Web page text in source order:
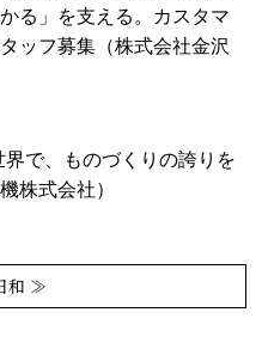
る」を支える。カスタマ
ッフ募集（株式会社金沢
で、ものづくりの誇りを
株式会社）
和 ≫